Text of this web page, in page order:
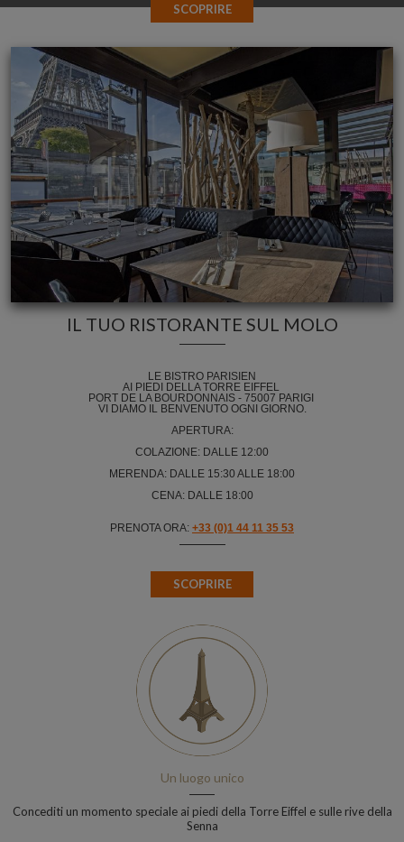
SCOPRIRE
IL TUO RISTORANTE SUL MOLO
LE BISTRO PARISIEN
AI PIEDI DELLA TORRE EIFFEL
PORT DE LA BOURDONNAIS - 75007 PARIGI
VI DIAMO IL BENVENUTO OGNI GIORNO.
APERTURA:
COLAZIONE: DALLE 12:00
MERENDA: DALLE 15:30 ALLE 18:00
CENA: DALLE 18:00
PRENOTA ORA: +33 (0)1 44 11 35 53
SCOPRIRE
Un luogo unico
Concediti un momento speciale ai piedi della Torre Eiffel e sulle rive della
Senna